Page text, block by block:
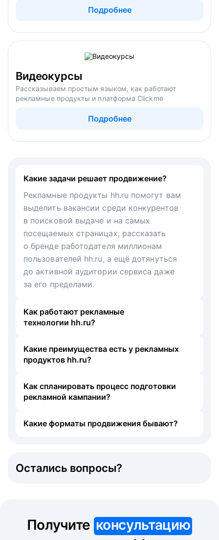
Подробнее
Видеокурсы
Рассказываем простым языком, как работают
рекламные продукты и платформа Clickme
Подробнее
Какие задачи решает продвижение?
Рекламные продукты hh.ru помогут вам
выделить вакансии среди конкурентов
в поисковой выдаче и на самых
посещаемых страницах, рассказать
о бренде работодателя миллионам
пользователей hh.ru, а ещё дотянуться
до активной аудитории сервиса даже
за его пределами.
Как работают рекламные
технологии hh.ru?
Какие преимущества есть у рекламных
продуктов hh.ru?
Как спланировать процесс подготовки
рекламной кампании?
Какие форматы продвижения бывают?
Остались вопросы?
Получите консультацию